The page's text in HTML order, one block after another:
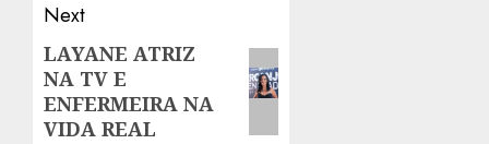
Next
Next
post:
LAYANE ATRIZ
NA TV E
ENFERMEIRA NA
VIDA REAL